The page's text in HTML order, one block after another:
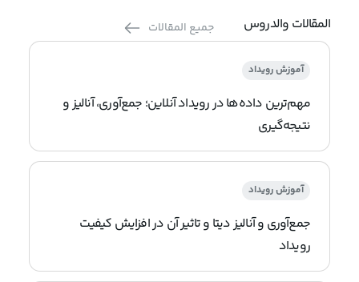
المقالات والدروس
جميع المقالات
آموزش رویداد
مهم‌ترین داده‌ها در رویداد آنلاین؛ جمع‌آوری، آنالیز و
نتیجه‌گیری
آموزش رویداد
جمع‌آوری و آنالیز دیتا و تاثیر آن در افزایش کیفیت
رویداد